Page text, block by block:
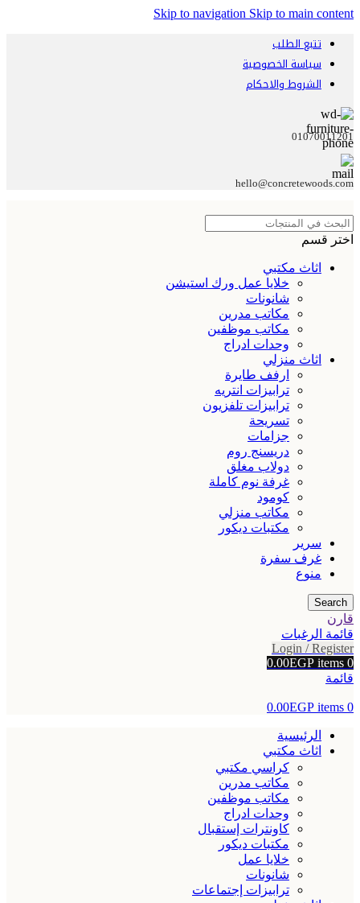
Skip to navigation Skip to main content
تتبع الطلب
سياسة الخصوصية
الشروط والاحكام
01070011201
hello@concretewoods.com
اختر قسم
اثاث مكتبي
خلايا عمل ورك استيشن
شانونات
مكاتب مدرين
مكاتب موظفين
وحدات ادراج
اثاث منزلي
ارفف طايرة
ترابيزات انتريه
ترابيزات تلفزيون
تسريحة
جزامات
دريسنج روم
دولاب مغلق
غرفة نوم كاملة
كومود
مكاتب منزلي
مكتبات ديكور
سرير
غرف سفرة
منوع
Search
قارن
قائمة الرغبات
Login / Register
0
items
0.00EGP
قائمة
0
items
0.00EGP
الرئيسية
اثاث مكتبي
كراسي مكتبي
مكاتب مدرين
مكاتب موظفين
وحدات ادراج
كاونترات إستقبال
مكتبات ديكور
خلايا عمل
شانونات
ترابيزات إجتماعات